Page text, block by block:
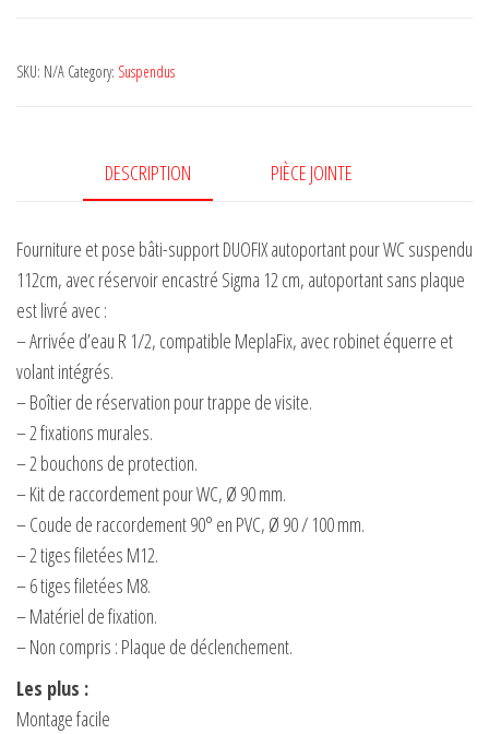
DUOFIX
quantity
SKU: N/A Category: Suspendus
DESCRIPTION PIÈCE JOINTE
Fourniture et pose bâti-support DUOFIX autoportant pour WC suspendu
112cm, avec réservoir encastré Sigma 12 cm, autoportant sans plaque
est livré avec :
– Arrivée d’eau R 1/2, compatible MeplaFix, avec robinet équerre et
volant intégrés.
– Boîtier de réservation pour trappe de visite.
– 2 fixations murales.
– 2 bouchons de protection.
– Kit de raccordement pour WC, Ø 90 mm.
– Coude de raccordement 90° en PVC, Ø 90 / 100 mm.
– 2 tiges filetées M12.
– 6 tiges filetées M8.
– Matériel de fixation.
– Non compris : Plaque de déclenchement.
Les plus :
Montage facile